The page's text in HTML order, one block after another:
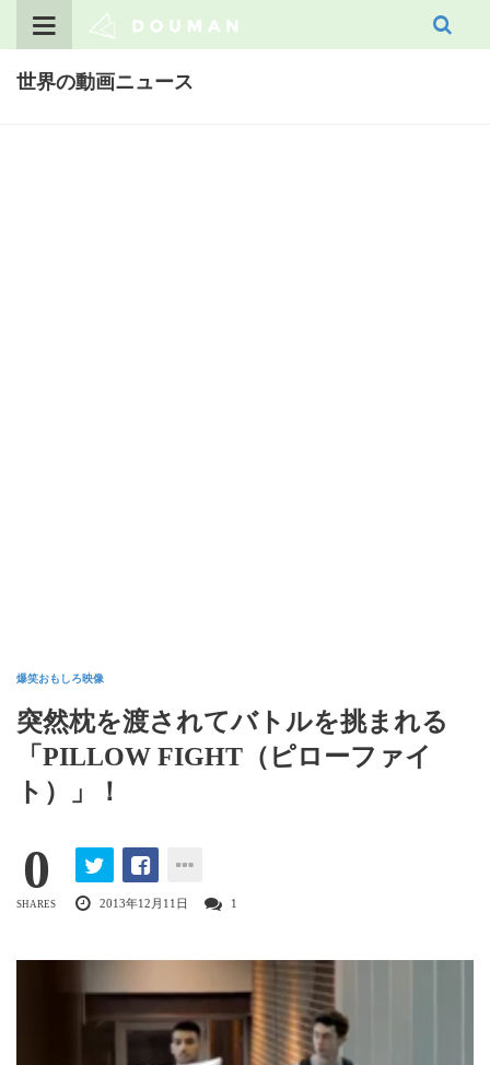
世界の動画ニュース
爆笑おもしろ映像
突然枕を渡されてバトルを挑まれる
「PILLOW FIGHT（ピローファイ
ト）」！
0
SHARES 2013年12月11日 1